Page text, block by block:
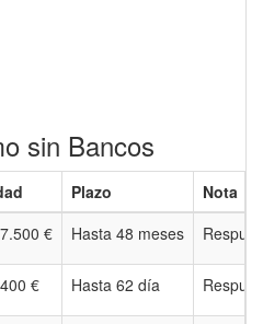
sin Bancos
Plazo Nota
€ Hasta 48 meses
€ Hasta 62 día